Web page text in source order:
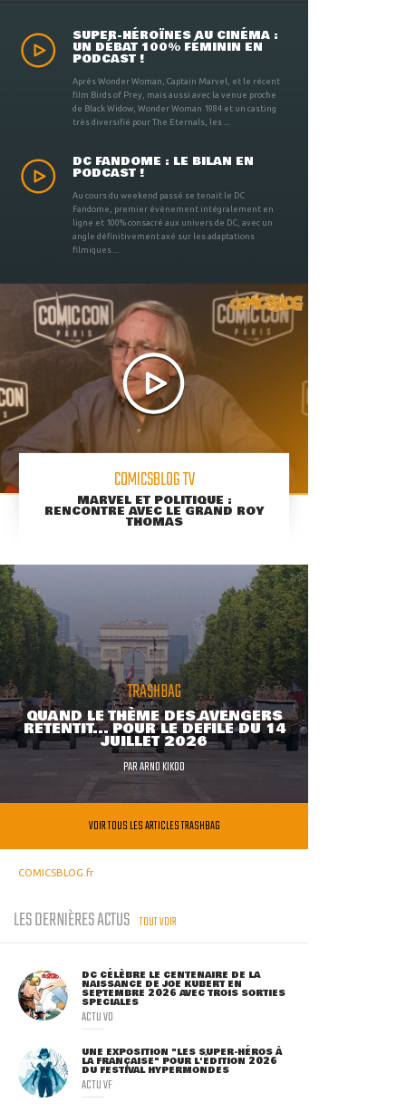
SUPER-HÉROÏNES AU CINÉMA :
UN DÉBAT 100% FÉMININ EN
PODCAST !
Après Wonder Woman, Captain Marvel, et le récent
film Birds of Prey, mais aussi avec la venue proche
de Black Widow, Wonder Woman 1984 et un casting
très diversifié pour The Eternals, les ...
DC FANDOME : LE BILAN EN
PODCAST !
Au cours du weekend passé se tenait le DC
Fandome, premier évènement intégralement en
ligne et 100% consacré aux univers de DC, avec un
angle définitivement axé sur les adaptations
filmiques ...
COMICSBLOG TV
MARVEL ET POLITIQUE :
RENCONTRE AVEC LE GRAND ROY
THOMAS
TRASHBAG
QUAND LE THÈME DES AVENGERS
RETENTIT... POUR LE DÉFILÉ DU 14
JUILLET 2026
PARARNO KIKOO
VOIR TOUS LES ARTICLES TRASHBAG
COMICSBLOG.fr
LES DERNIÈRES ACTUS TOUT VOIR
DC CÉLÈBRE LE CENTENAIRE DE LA
NAISSANCE DE JOE KUBERT EN
SEPTEMBRE 2026 AVEC TROIS SORTIES
SPÉCIALES
ACTU VO
UNE EXPOSITION "LES SUPER-HÉROS À
LA FRANÇAISE" POUR L'ÉDITION 2026
DU FESTIVAL HYPERMONDES
ACTU VF